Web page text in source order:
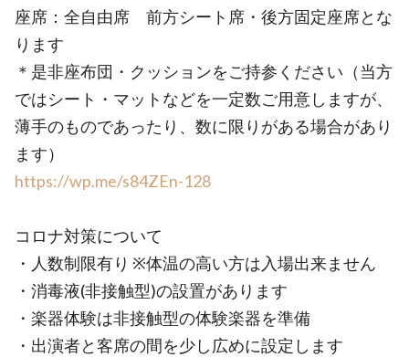
座席：全自由席 前方シート席・後方固定座席とな
ります
＊是非座布団・クッションをご持参ください（当方
ではシート・マットなどを一定数ご用意しますが、
薄手のものであったり、数に限りがある場合があり
ます）
https://wp.me/s84ZEn-128
コロナ対策について
・人数制限有り ※体温の高い方は入場出来ません
・消毒液(非接触型)の設置があります
・楽器体験は非接触型の体験楽器を準備
・出演者と客席の間を少し広めに設定します